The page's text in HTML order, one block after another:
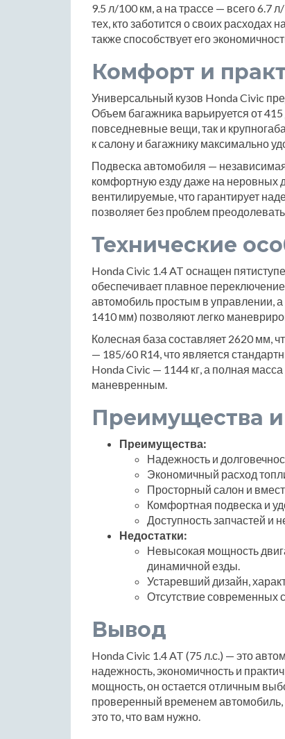
9.5 л/100 км, а на трассе — всего 6.7
тех, кто заботится о своих расходах
также способствует его
Комфорт и
Универсальный кузов Honda Civic
Объем багажника варьируется от 415
повседневные вещи, так и
к салону и багажнику максимально
Подвеска автомобиля —
комфортную езду даже на неровных
вентилируемые, что гарантирует
позволяет без проблем
Технические
Honda Civic 1.4 AT оснащен
обеспечивает плавное
автомобиль простым в управлении,
1410 мм) позволяют легко
Колесная база составляет 2620 мм,
— 185/60 R14, что является
Honda Civic — 1144 кг, а полная масса
маневренным.
Преимущества
Преимущества:
Надежность и
Экономичный расход
Просторный салон и
Комфортная подвеска и
Доступность запчастей и
Недостатки:
Невысокая мощность
динамичной езды.
Устаревший дизайн,
Отсутствие современных
Вывод
Honda Civic 1.4 AT (75 л.с.) — это
надежность, экономичность и
мощность, он остается отличным
проверенный временем автомобиль,
это то, что вам нужно.